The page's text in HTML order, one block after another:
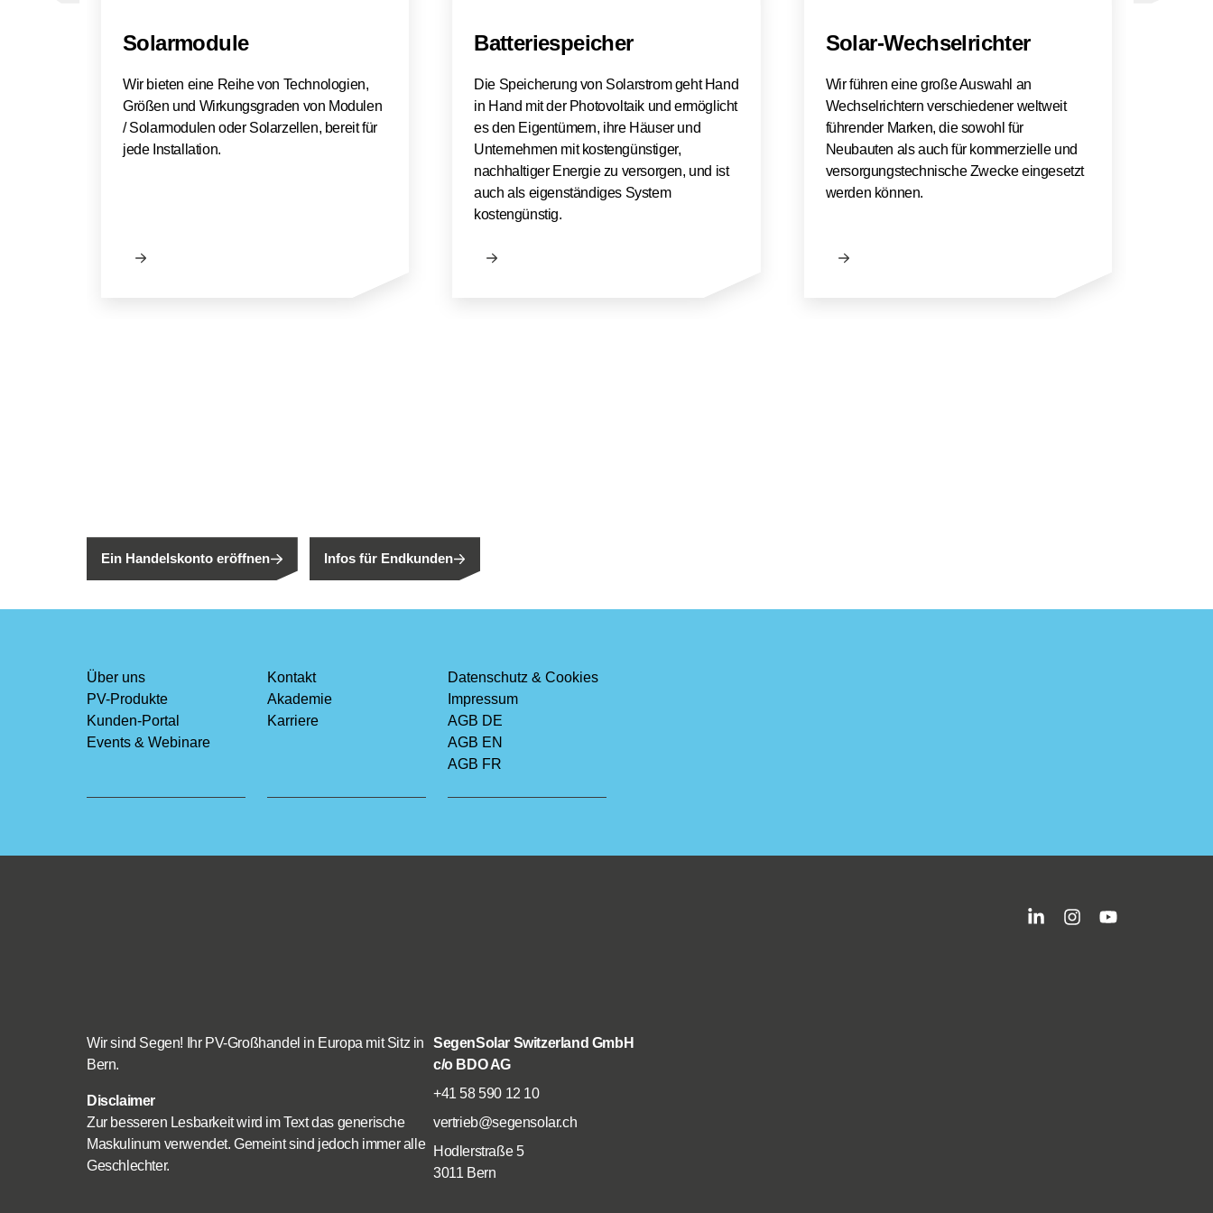
Solarmodule
Wir bieten eine Reihe von Technologien,
Größen und Wirkungsgraden von Modulen
/ Solarmodulen oder Solarzellen, bereit für
jede Installation.
Batteriespeicher
Die Speicherung von Solarstrom geht Hand
in Hand mit der Photovoltaik und ermöglicht
es den Eigentümern, ihre Häuser und
Unternehmen mit kostengünstiger,
nachhaltiger Energie zu versorgen, und ist
auch als eigenständiges System
kostengünstig.
Solar-Wechselrichter
Wir führen eine große Auswahl an
Wechselrichtern verschiedener weltweit
führender Marken, die sowohl für
Neubauten als auch für kommerzielle und
versorgungstechnische Zwecke eingesetzt
werden können.
Ein Handelskonto eröffnen Infos für Endkunden
Über uns
PV-Produkte
Kunden-Portal
Events & Webinare
Kontakt
Akademie
Karriere
Datenschutz & Cookies
Impressum
AGB DE
AGB EN
AGB FR
Wir sind Segen! Ihr PV-Großhandel in Europa mit Sitz in
Bern.
Disclaimer
Zur besseren Lesbarkeit wird im Text das generische
Maskulinum verwendet. Gemeint sind jedoch immer alle
Geschlechter.
SegenSolar Switzerland GmbH
c/o BDO AG
+41 58 590 12 10
vertrieb@segensolar.ch
Hodlerstraße 5
3011 Bern